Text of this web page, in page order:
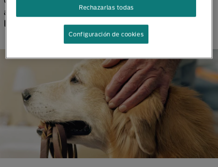
aparezcan en nuestra mascota, o bien, a
los efectos que pueden generar en su organismo.
Rechazarlas todas
Configuración de cookies